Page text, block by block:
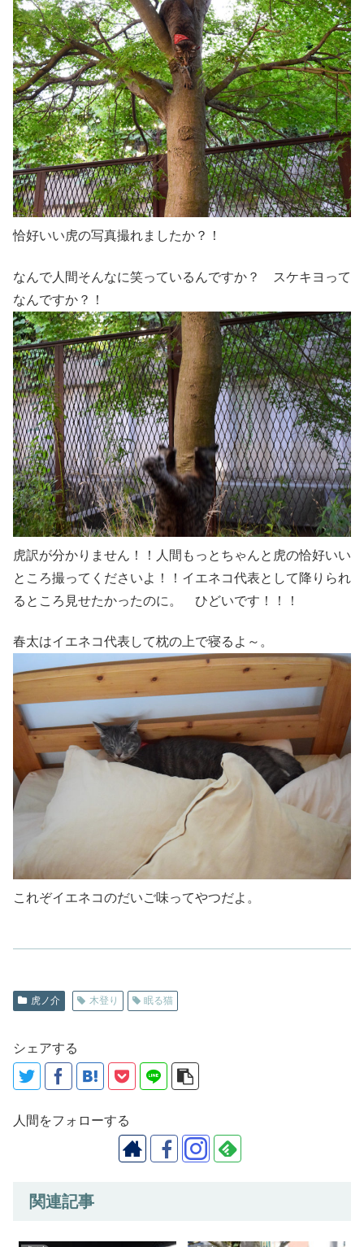
恰好いい虎の写真撮れましたか？！
なんで人間そんなに笑っているんですか？ スケキヨって
なんですか？！
虎訳が分かりません！！人間もっとちゃんと虎の恰好いい
ところ撮ってくださいよ！！イエネコ代表として降りられ
るところ見せたかったのに。 ひどいです！！！
春太はイエネコ代表して枕の上で寝るよ～。
これぞイエネコのだいご味ってやつだよ。
虎ノ介 木登り 眠る猫
シェアする
人間をフォローする
関連記事